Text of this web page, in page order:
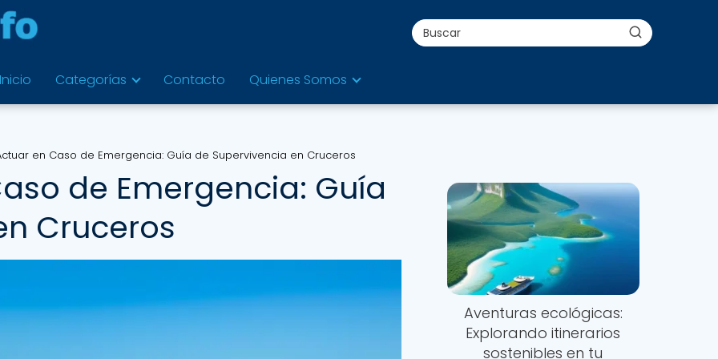
Inicio Categorías Contacto Quienes Somos
en Caso de Emergencia: Guía de Supervivencia en Cruceros
de Emergencia: Guía
Cruceros
Aventuras ecológicas:
Explorando itinerarios
sostenibles en tu